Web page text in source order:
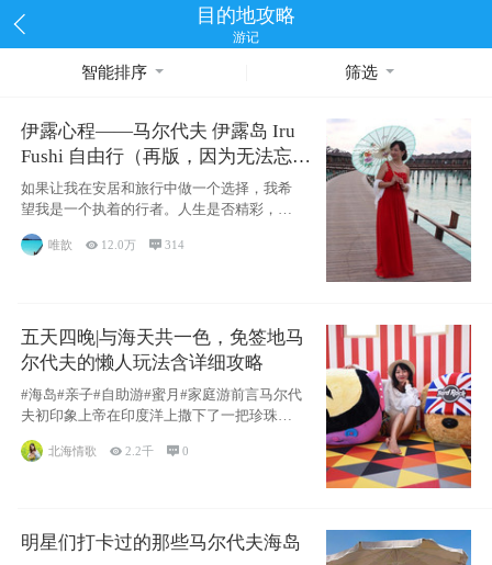
目的地攻略
游记
智能排序 筛选
伊露心程——马尔代夫 伊露岛 Iru
Fushi 自由行（再版，因为无法忘却
的留恋）
如果让我在安居和旅行中做一个选择，我希
望我是一个执着的行者。人生是否精彩，都
源于自己
唯歆  12.0万  314
五天四晚|与海天共一色，免签地马
尔代夫的懒人玩法含详细攻略
#海岛#亲子#自助游#蜜月#家庭游前言马尔代
夫初印象上帝在印度洋上撒下了一把珍珠，
北海情歌 2.2千 0
明星们打卡过的那些马尔代夫海岛